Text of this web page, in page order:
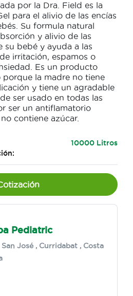
por la Dra. Field es la
para el alivio de las encías
Su formula natural
y alivio de las
su bebé y ayuda a las
irritación, espamos o
Es un producto
la madre no tiene
y tiene un agradable
ser usado en todas las
ser un antiflamatorio
contiene azúcar.
10000 Litros
Pediatric
San José , Curridabat , Costa